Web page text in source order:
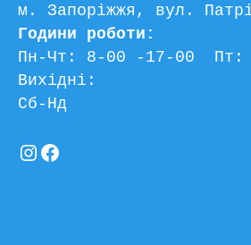
м. Запоріжжя, вул.
Години роботи:
Пн-Чт: 8-00 -17-00  Пт:
Вихідні:
Сб-Нд
Instagram
Facebook